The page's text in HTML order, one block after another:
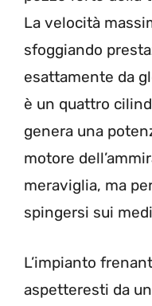
La velocità
sfoggiando
esattamente da
è un quattro
genera una
motore
meraviglia, ma
spingersi sui
L’impianto
aspetteresti da